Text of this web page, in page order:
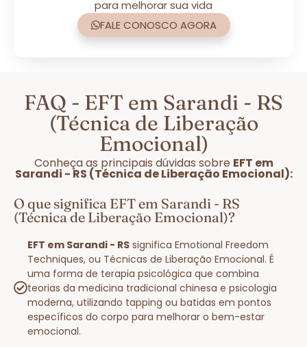
para melhorar sua vida
FALE CONOSCO AGORA
FAQ - EFT em Sarandi - RS
(Técnica de Liberação
Emocional)
Conheça as principais dúvidas sobre EFT em
Sarandi - RS (Técnica de Liberação Emocional):
O que significa EFT em Sarandi - RS
(Técnica de Liberação Emocional)?
EFT em Sarandi - RS significa Emotional Freedom
Techniques, ou Técnicas de Liberação Emocional. É
uma forma de terapia psicológica que combina
teorias da medicina tradicional chinesa e psicologia
moderna, utilizando tapping ou batidas em pontos
específicos do corpo para melhorar o bem-estar
emocional.